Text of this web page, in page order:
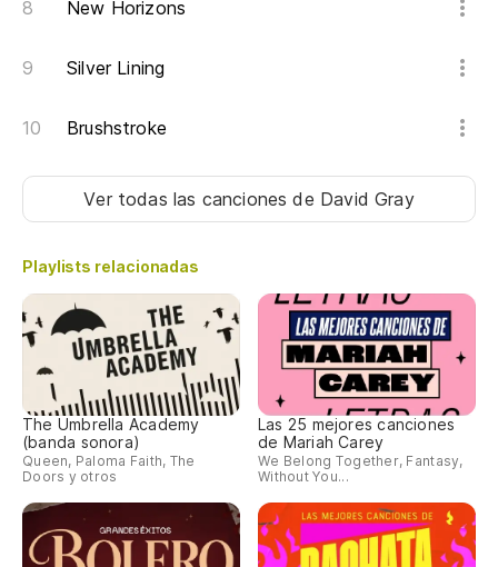
New Horizons
Silver Lining
Brushstroke
Ver todas las cancionesde David Gray
Playlists relacionadas
The Umbrella Academy
(banda sonora)
Queen, Paloma Faith, The
Doors y otros
Las 25 mejores canciones
de Mariah Carey
We Belong Together, Fantasy,
Without You...